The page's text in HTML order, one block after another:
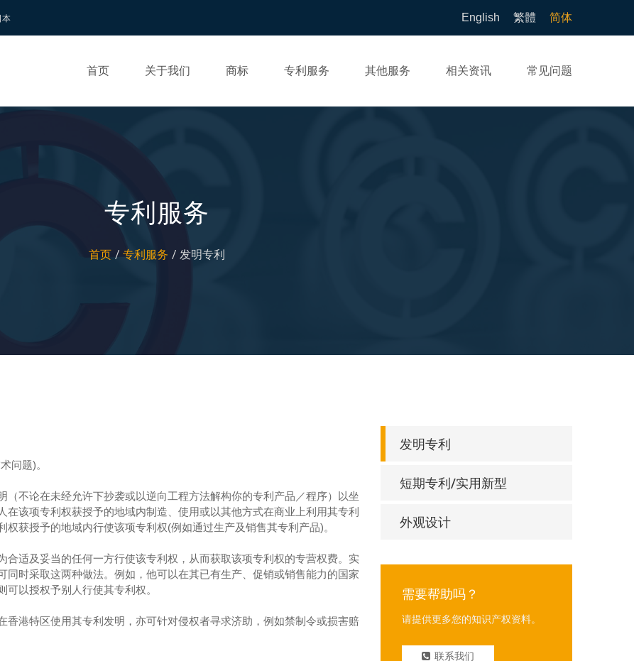
本 English 繁體 简体
首页 关于我们 商标 专利服务 其他服务 相关资讯 常见问题
专利服务
首页 专利服务 发明专利
问题)。
不论在未经允许下抄袭或以逆向工程方法解构你的专利产品／程序）以坐
该项专利权获授予的地域内制造、使用或以其他方式在商业上利用其专利
获授予的地域内行使该项专利权(例如通过生产及销售其专利产品)。
适及妥当的任何一方行使该专利权，从而获取该项专利权的专营权费。实
时采取这两种做法。例如，他可以在其已有生产、促销或销售能力的国家
以授权予别人行使其专利权。
港特区使用其专利发明，亦可针对侵权者寻求济助，例如禁制令或损害赔
发明专利
短期专利/实用新型
外观设计
需要帮助吗？
请提供更多您的知识产权资料。
联系我们